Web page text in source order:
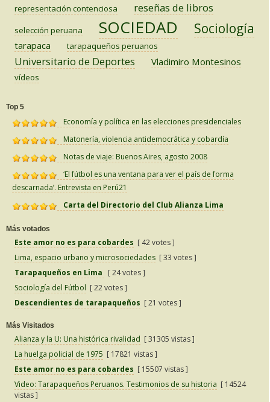
representación contenciosa reseñas de libros
selección peruana SOCIEDAD Sociología
tarapaca tarapaqueños peruanos
Universitario de Deportes Vladimiro Montesinos
vídeos
Top 5
Economía y política en las elecciones presidenciales
Matonería, violencia antidemocrática y cobardía
Notas de viaje: Buenos Aires, agosto 2008
‘El fútbol es una ventana para ver el país de forma
descarnada’. Entrevista en Perú21
Carta del Directorio del Club Alianza Lima
Más votados
Este amor no es para cobardes [ 42 votes ]
Lima, espacio urbano y microsociedades [ 33 votes ]
Tarapaqueños en Lima
[ 24 votes ]
Sociología del Fútbol [ 22 votes ]
Descendientes de tarapaqueños [ 21 votes ]
Más Visitados
Alianza y la U: Una histórica rivalidad [ 31305 vistas ]
La huelga policial de 1975 [ 17821 vistas ]
Este amor no es para cobardes [ 15507 vistas ]
Video: Tarapaqueños Peruanos. Testimonios de su historia [ 14524
vistas ]